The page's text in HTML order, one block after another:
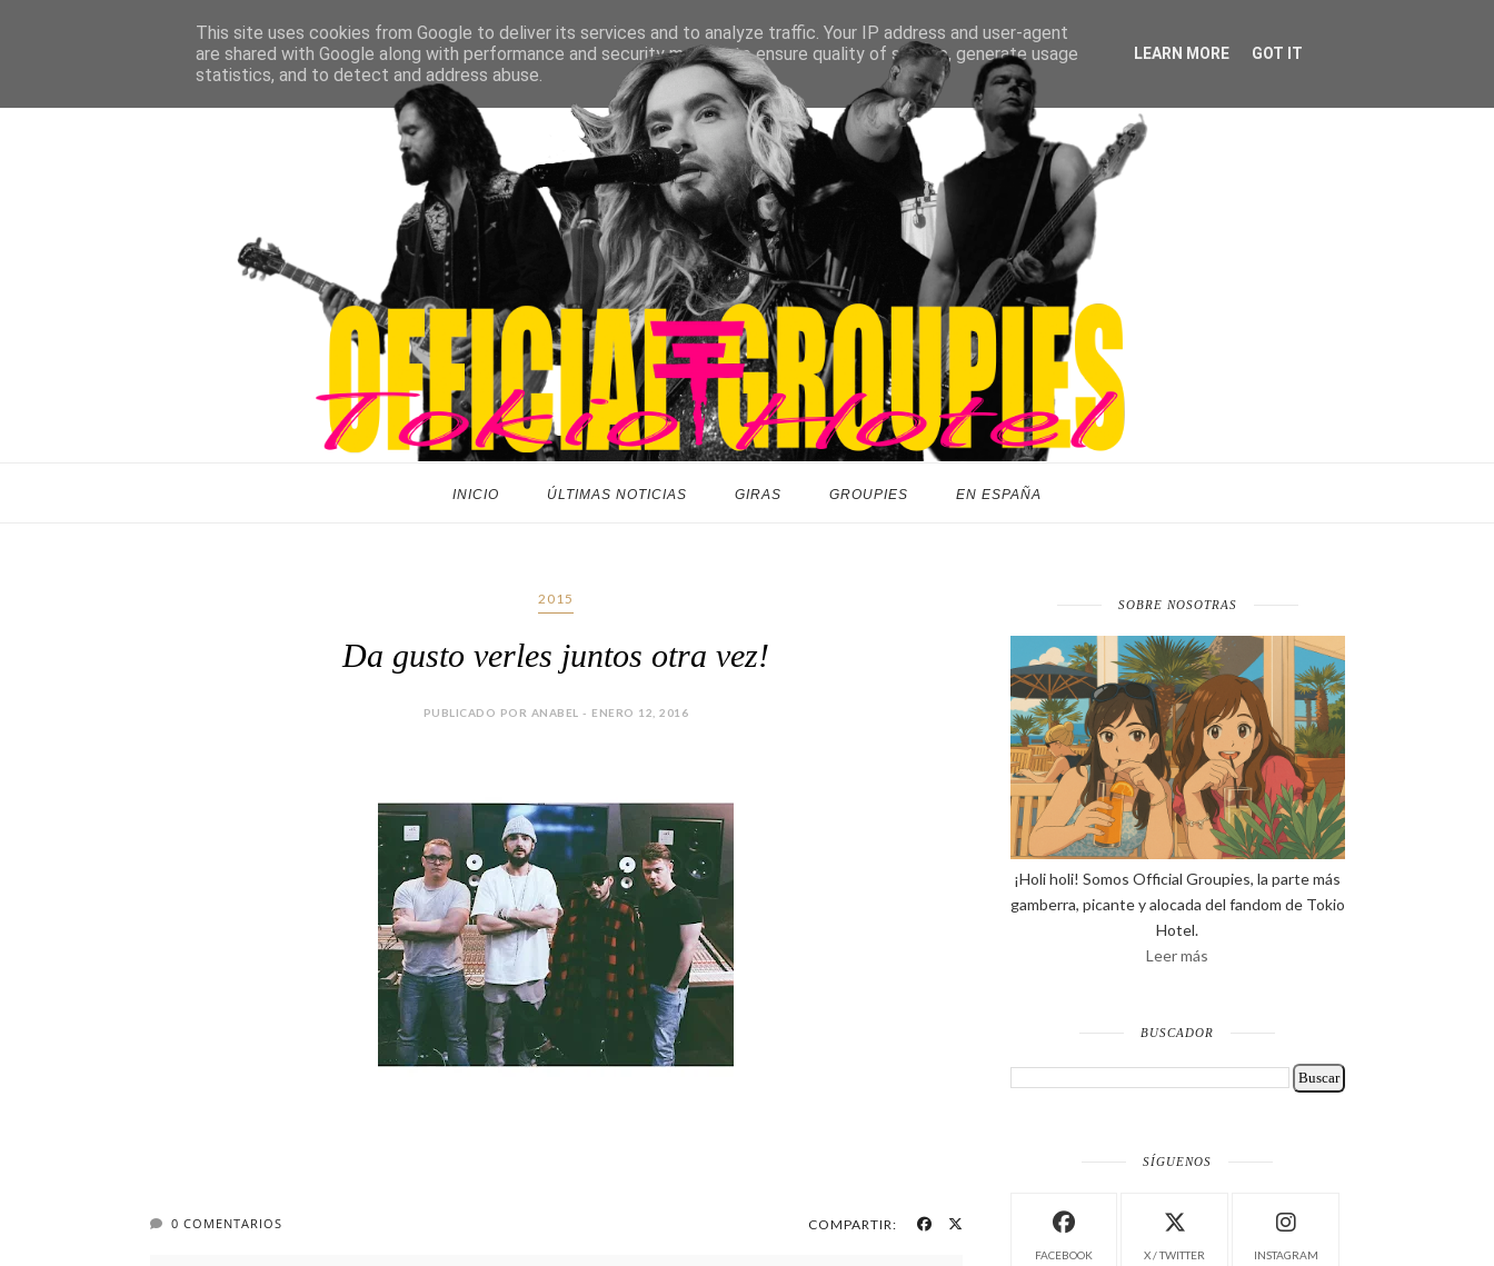
INICIO ÚLTIMAS NOTICIAS GIRAS GROUPIES EN ESPAÑA
2015
Da gusto verles juntos otra vez!
PUBLICADO POR ANABEL - ENERO 12, 2016
0 COMENTARIOS COMPARTIR:
SOBRE NOSOTRAS
¡Holi holi! Somos Official Groupies, la parte más
gamberra, picante y alocada del fandom de Tokio
Hotel.
Leer más
BUSCADOR
SÍGUENOS
FACEBOOK X / TWITTER INSTAGRAM
This site uses cookies from Google to deliver its services and to analyze traffic. Your IP address and user-agent
are shared with Google along with performance and security metrics to ensure quality of service, generate usage
statistics, and to detect and address abuse.
LEARN MORE GOT IT